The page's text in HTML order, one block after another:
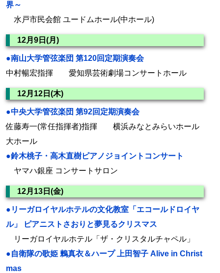
界～
水戸市民会館 ユードムホール(中ホール)
12月9日(月)
●南山大学管弦楽団 第120回定期演奏会
中村暢宏指揮 愛知県芸術劇場コンサートホール
12月12日(木)
●中央大学管弦楽団 第92回定期演奏会
佐藤寿一(常任指揮者)指揮 横浜みなとみらいホール
大ホール
●鈴木桃子・高木直樹ピアノジョイントコンサート
ヤマハ銀座 コンサートサロン
12月13日(金)
●リーガロイヤルホテルの文化教室「エコールドロイヤ
ル」 ピアニストさおりと夢見るクリスマス
リーガロイヤルホテル「ザ・クリスタルチャペル」
●自衛隊の歌姫 鶫真衣＆ハープ 上田智子 Alive in Christ
mas